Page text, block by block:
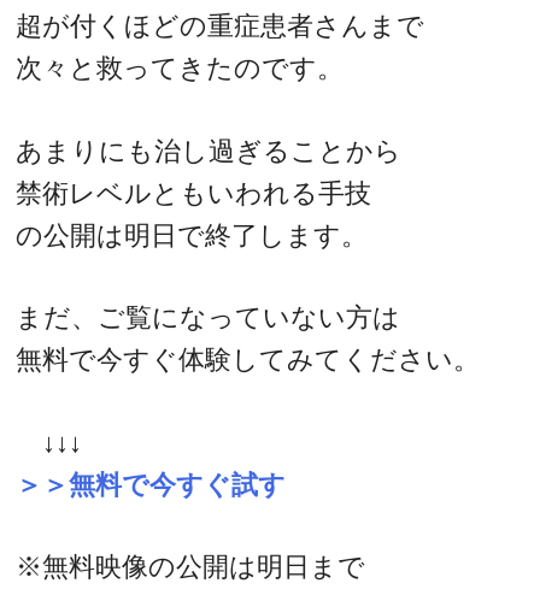
超が付くほどの重症患者さんまで
次々と救ってきたのです。
あまりにも治し過ぎることから
禁術レベルともいわれる手技
の公開は明日で終了します。
まだ、ご覧になっていない方は
無料で今すぐ体験してみてください。
↓↓↓
＞＞無料で今すぐ試す
※無料映像の公開は明日まで